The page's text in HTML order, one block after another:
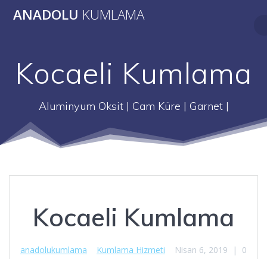
to
ANADOLU KUMLAMA
Kocaeli Kumlama
Aluminyum Oksit | Cam Küre | Garnet |
Kocaeli Kumlama
anadolukumlama Kumlama Hizmeti Nisan 6, 2019 | 0